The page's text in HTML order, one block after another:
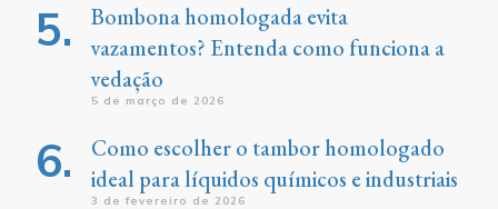
Bombona homologada evita
vazamentos? Entenda como funciona a
vedação
5 de março de 2026
Como escolher o tambor homologado
ideal para líquidos químicos e industriais
3 de fevereiro de 2026